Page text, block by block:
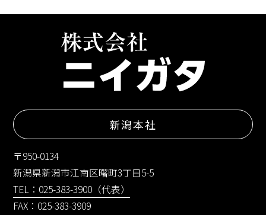
新潟本社
〒950-0134
新潟県新潟市江南区曙町3丁目5-5
TEL：025-383-3900（代表）
FAX：025-383-3909